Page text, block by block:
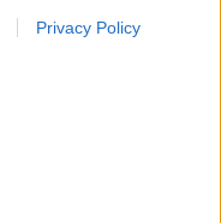
Privacy Policy